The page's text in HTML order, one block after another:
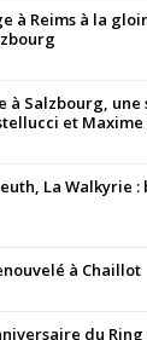
à Reims à la
à Salzbourg,
et Maxime
La Walkyrie
à Chaillot
du